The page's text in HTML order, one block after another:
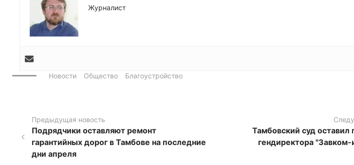
Журналист
Новости Общество Благоустройство
Предыдущая новость
Подрядчики оставляют ремонт
гарантийных дорог в Тамбове на последние
дни апреля
Тамбовский суд оставил
гендиректора